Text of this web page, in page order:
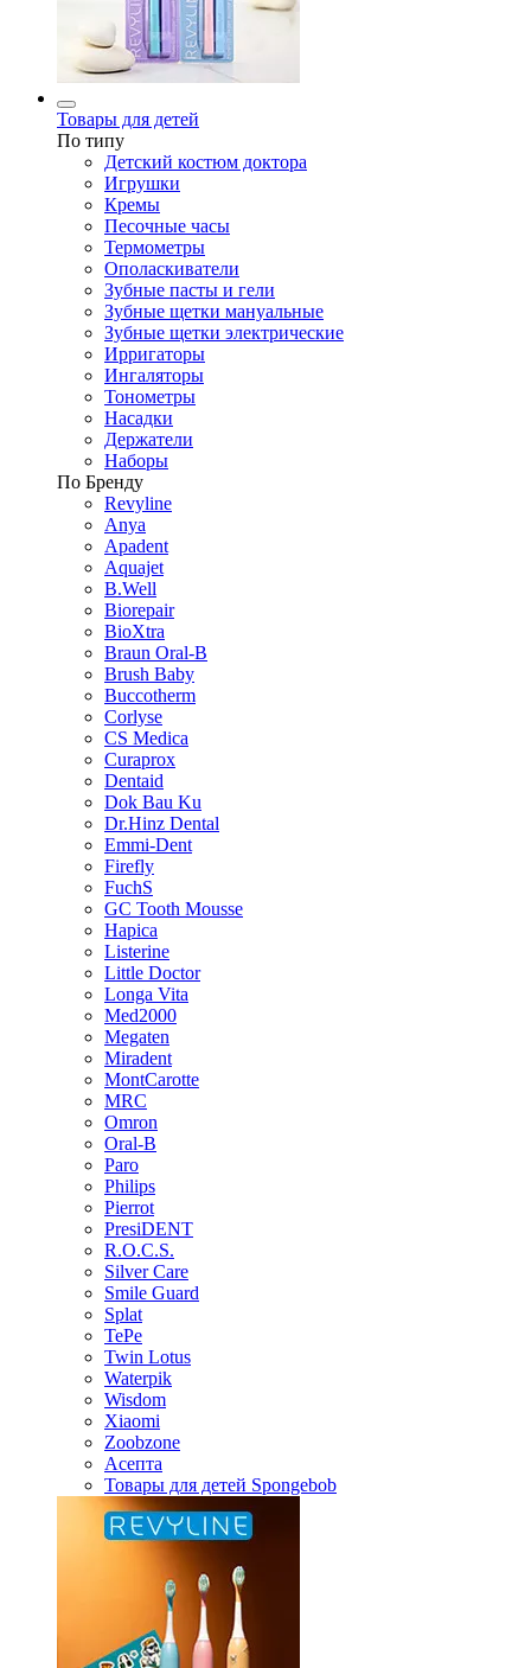
Товары для детей
По типу
Детский костюм доктора
Игрушки
Кремы
Песочные часы
Термометры
Ополаскиватели
Зубные пасты и гели
Зубные щетки мануальные
Зубные щетки электрические
Ирригаторы
Ингаляторы
Тонометры
Насадки
Держатели
Наборы
По Бренду
Revyline
Anya
Apadent
Aquajet
B.Well
Biorepair
BioXtra
Braun Oral-B
Brush Baby
Buccotherm
Corlyse
CS Medica
Curaprox
Dentaid
Dok Bau Ku
Dr.Hinz Dental
Emmi-Dent
Firefly
FuchS
GC Tooth Mousse
Hapica
Listerine
Little Doctor
Longa Vita
Med2000
Megaten
Miradent
MontCarotte
MRC
Omron
Oral-B
Paro
Philips
Pierrot
PresiDENT
R.O.C.S.
Silver Care
Smile Guard
Splat
TePe
Twin Lotus
Waterpik
Wisdom
Xiaomi
Zoobzone
Асепта
Товары для детей Spongebob